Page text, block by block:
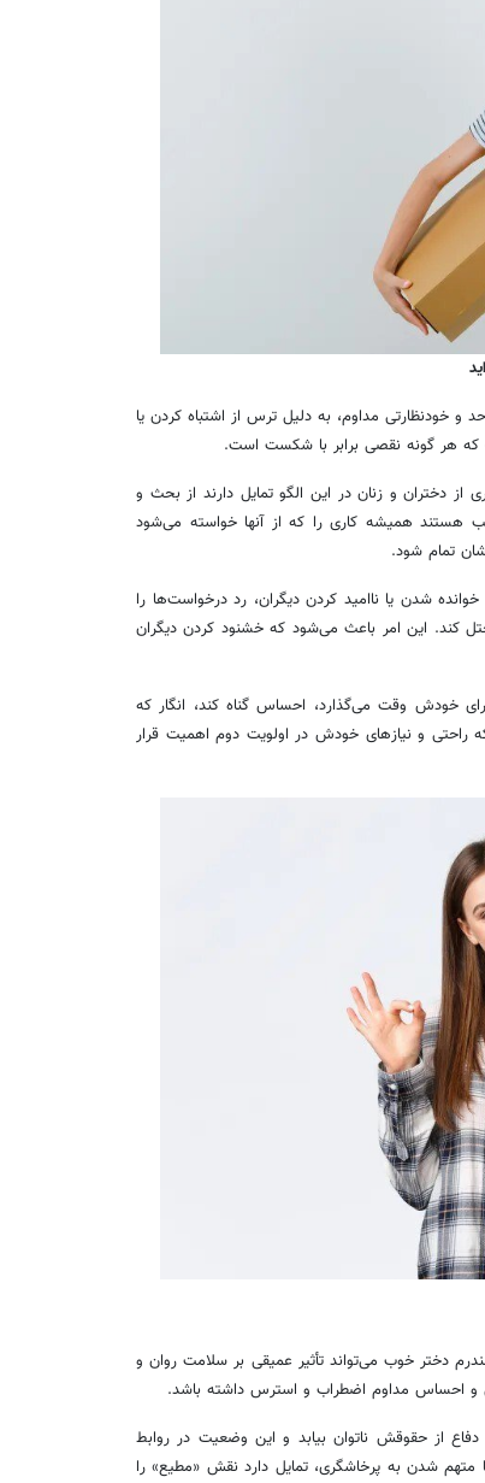
خودنظارتی مداوم، به دلیل ترس از اشتباه کردن یا
که هر گونه نقصی برابر با شکست است.
از دختران و زنان در این الگو تمایل دارند از بحث و
هستند همیشه کاری را که از آنها خواسته می‌شود
تمام شود.
شدن یا ناامید کردن دیگران، رد درخواست‌ها را
کند. این امر باعث می‌شود که خشنود کردن دیگران
خودش وقت می‌گذارد، احساس گناه کند، انگار که
راحتی و نیازهای خودش در اولویت دوم اهمیت قرار
دختر خوب می‌تواند تأثیر عمیقی بر سلامت روان و
و احساس مداوم اضطراب و استرس داشته باشد.
از حقوقش ناتوان بیابد و این وضعیت در روابط
شدن به پرخاشگری، تمایل دارد نقش «مطیع» را